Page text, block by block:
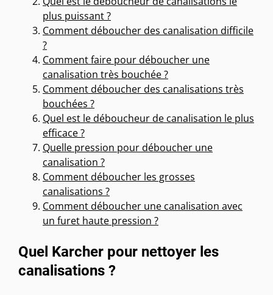
plus puissant ?
Comment déboucher des canalisation difficile
?
Comment faire pour déboucher une
canalisation très bouchée ?
Comment déboucher des canalisations très
bouchées ?
Quel est le déboucheur de canalisation le plus
efficace ?
Quelle pression pour déboucher une
canalisation ?
Comment déboucher les grosses
canalisations ?
Comment déboucher une canalisation avec
un furet haute pression ?
Quel Karcher pour nettoyer les
canalisations ?